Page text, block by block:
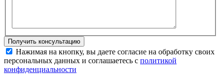
Нажимая на кнопку, вы даете согласие на обработку своих
персональных данных и соглашаетесь с политикой
конфиденциальности